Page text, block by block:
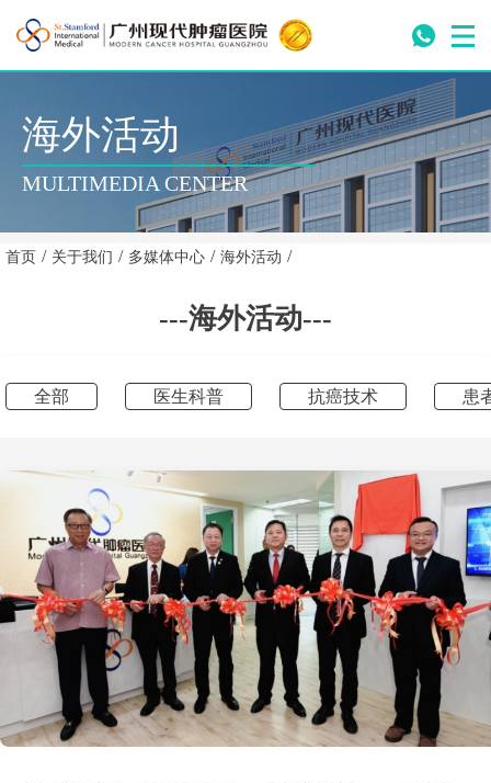
海外活动
MULTIMEDIA CENTER
首页 / 关于我们 / 多媒体中心 / 海外活动 /
---海外活动---
全部 医生科普 抗癌技术 患